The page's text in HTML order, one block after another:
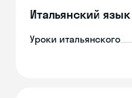
Итальянский язык
Уроки итальянского